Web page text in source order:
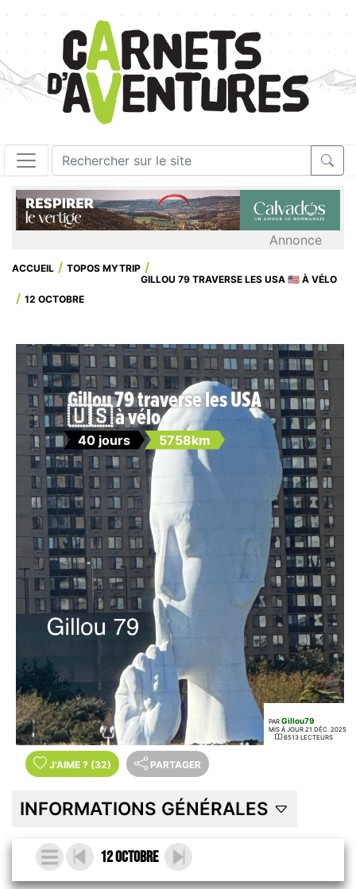
Annonce
ACCUEIL
TOPOS MYTRIP
GILLOU 79 TRAVERSE LES USA 🇺🇸 À VÉLO
12 OCTOBRE
Gillou 79 traverse les USA
🇺🇸 à vélo
40 jours 5758km
PAR Gillou79
MIS À JOUR 21 DÉC. 2025
6513 LECTEURS
J'AIME ? (32) PARTAGER
INFORMATIONS GÉNÉRALES
12 Octobre